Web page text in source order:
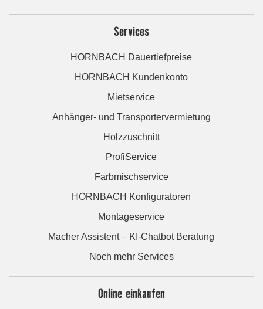
Services
HORNBACH Dauertiefpreise
HORNBACH Kundenkonto
Mietservice
Anhänger- und Transportervermietung
Holzzuschnitt
ProfiService
Farbmischservice
HORNBACH Konfiguratoren
Montageservice
Macher Assistent – KI-Chatbot Beratung
Noch mehr Services
Online einkaufen